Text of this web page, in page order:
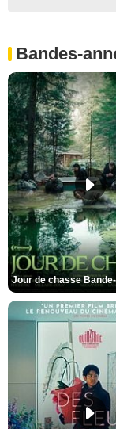
Bandes-
Jour de chasse